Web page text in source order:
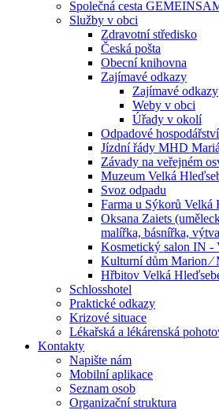
Společná cesta
Služby v obci
Zdravotní středisko
Česká pošta
Obecní knihovna
Zajímavé odkazy
Zajímavé odkazy
Weby v obci
Úřady v okolí
Odpadové hospodářství
Jízdní řády MHD
Závady na veřejném
Muzeum Velká
Svoz odpadu
Farma u Sýkorů Velká
Oksana Zaiets
malířka, básnířka,
Kosmetický salon IN -
Kulturní dům Marion ⁄
Hřbitov Velká
Schlosshotel
Praktické odkazy
Krizové situace
Lékařská a lékárenská
Kontakty
Napište nám
Mobilní aplikace
Seznam osob
Organizační struktura